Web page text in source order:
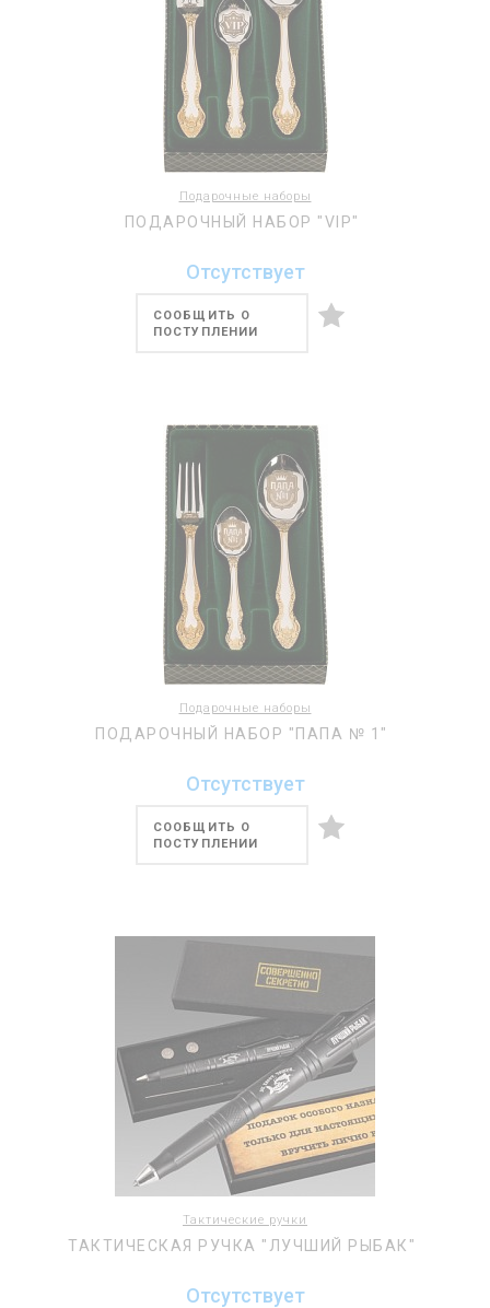
Подарочные наборы
ПОДАРОЧНЫЙ НАБОР "VIP"
Отсутствует
СООБЩИТЬ О
ПОСТУПЛЕНИИ
Подарочные наборы
ПОДАРОЧНЫЙ НАБОР "ПАПА № 1"
Отсутствует
СООБЩИТЬ О
ПОСТУПЛЕНИИ
Тактические ручки
ТАКТИЧЕСКАЯ РУЧКА "ЛУЧШИЙ РЫБАК"
Отсутствует